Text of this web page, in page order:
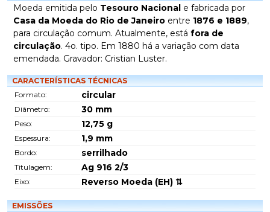
Moeda emitida pelo Tesouro Nacional e fabricada por
Casa da Moeda do Rio de Janeiro entre 1876 e 1889,
para circulação comum. Atualmente, está fora de
circulação. 4o. tipo. Em 1880 há a variação com data
emendada. Gravador: Cristian Luster.
CARACTERÍSTICAS TÉCNICAS
Formato:
circular
Diâmetro: 30 mm
Peso: 12,75 g
Espessura: 1,9 mm
Bordo: serrilhado
Titulagem: Ag 916 2/3
Eixo: Reverso Moeda (EH) ⇅
EMISSÕES